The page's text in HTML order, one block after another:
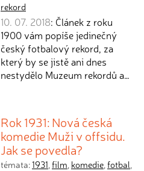
rekord
10. 07. 2018: Článek z roku
1900 vám popíše jedinečný
český fotbalový rekord, za
který by se jistě ani dnes
nestydělo Muzeum rekordů a…
Rok 1931: Nová česká
komedie Muži v offsidu.
Jak se povedla?
témata:1931,film, komedie,fotbal,